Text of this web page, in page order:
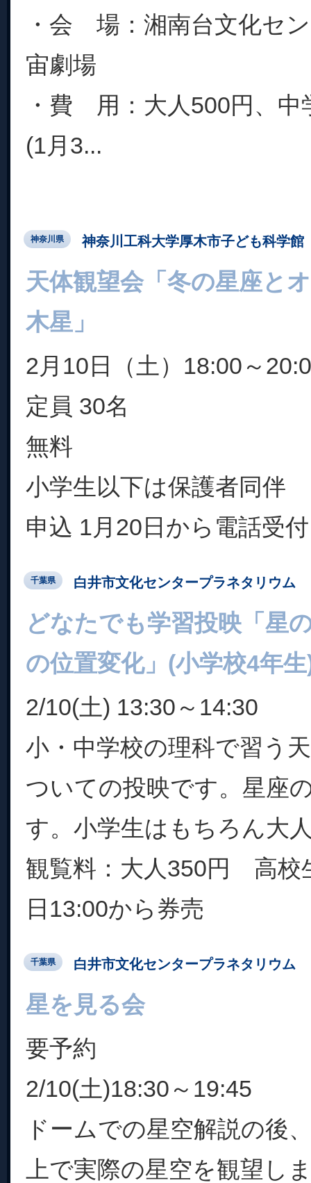
・会 場：湘南台文化セ
宙劇場
・費 用：大人500円、中
(1月3...
神奈川県 神奈川工科大学厚木市子ども科学館
天体観望会「冬の星座と
木星」
2月10日（土）18:00～
定員 30名
無料
小学生以下は保護者同伴
申込 1月20日から電話受付
千葉県 白井市文化センタープラネタリウム
どなたでも学習投映「星
の位置変化」(小学校4年
2/10(土) 13:30～14:30
小・中学校の理科で習う
ついての投映です。星座
す。小学生はもちろん大
観覧料：大人350円 高
日13:00から券売
千葉県 白井市文化センタープラネタリウム
星を見る会
要予約
2/10(土)18:30～19:45
ドームでの星空解説の後
上で実際の星空を観望し